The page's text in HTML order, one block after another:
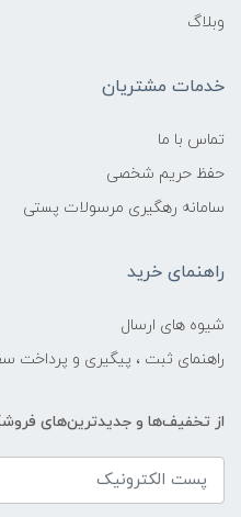
وبلاگ
خدمات مشتریان
تماس با ما
حفظ حریم شخصی
سامانه رهگیری مرسولات پستی
راهنمای خرید
شیوه های ارسال
راهنمای ثبت ، پیگیری و پرداخت
از تخفیف‌ها و جدیدترین‌های